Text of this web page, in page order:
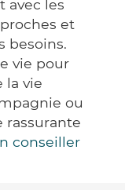
avec les
et
besoins.
vie pour
la vie
ou
rassurante
conseiller